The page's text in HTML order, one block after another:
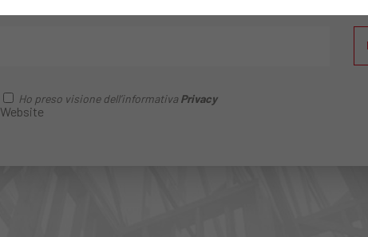
Ho preso visione dell’informativa Privacy
Website